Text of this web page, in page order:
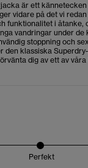
är ett
vidare på det vi
funktionalitet i åtanke,
vandringar under de
stoppning och
den klassiska
dig av ett av våra
Perfekt